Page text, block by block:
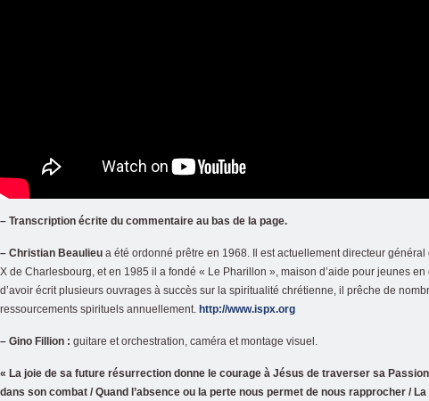
– Transcription écrite du commentaire au bas de la page.
– Christian Beaulieu a été ordonné prêtre en 1968. Il est actuellement directeur général
X de Charlesbourg, et en 1985 il a fondé « Le Pharillon », maison d’aide pour jeunes en
d’avoir écrit plusieurs ouvrages à succès sur la spiritualité chrétienne, il prêche de
ressourcements spirituels annuellement. http://www.ispx.org
– Gino Fillion : guitare et orchestration, caméra et montage visuel.
« La joie de sa future résurrection donne le courage à Jésus de traverser sa
dans son combat / Quand l’absence ou la perte nous permet de nous rapprocher / La